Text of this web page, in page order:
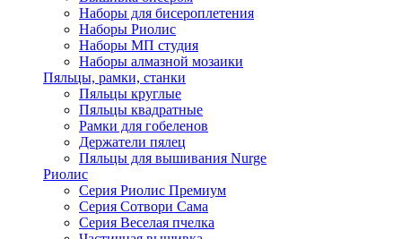
Наборы для бисероплетения
Наборы Риолис
Наборы МП студия
Наборы алмазной мозаики
Пяльцы, рамки, станки
Пяльцы круглые
Пяльцы квадратные
Рамки для гобеленов
Держатели пялец
Пяльцы для вышивания Nurge
Риолис
Серия Риолис Премиум
Серия Сотвори Сама
Серия Веселая пчелка